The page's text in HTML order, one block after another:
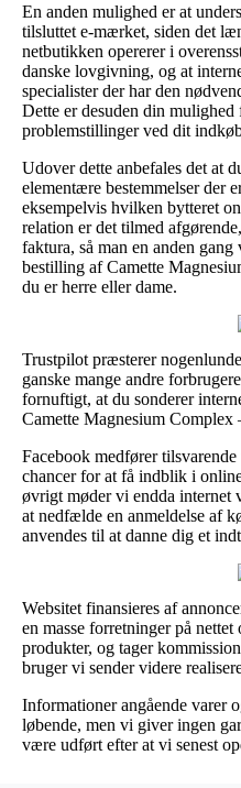
En anden mulighed er at
tilsluttet e-mærket, siden det
netbutikken opererer i
danske lovgivning, og at
specialister der har den
Dette er desuden din
problemstillinger ved dit
Udover dette anbefales det at
elementære bestemmelser der
eksempelvis hvilken bytteret
relation er det tilmed
faktura, så man en anden
bestilling af Camette
du er herre eller dame.
Trustpilot præsterer
ganske mange andre
fornuftigt, at du sonderer
Camette Magnesium Complex
Facebook medfører
chancer for at få indblik i
øvrigt møder vi endda internet
at nedfælde en anmeldelse af
anvendes til at danne dig et
Websitet finansieres af
en masse forretninger på
produkter, og tager
bruger vi sender videre
Informationer angående varer
løbende, men vi giver ingen
være udført efter at vi senest